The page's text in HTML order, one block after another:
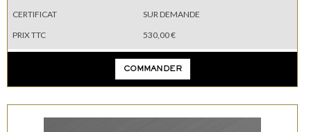
CERTIFICAT
SUR DEMANDE
PRIX TTC
530,00 €
COMMANDER